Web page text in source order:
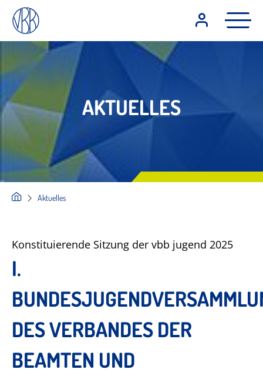
AKTUELLES
Aktuelles
Konstituierende Sitzung der vbb jugend 2025
I.
DES VERBANDES DER
BEAMTEN UND